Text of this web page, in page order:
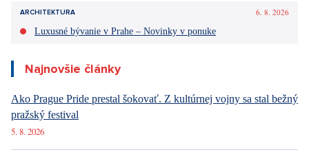
ARCHITEKTURA
6. 8. 2026
Luxusné bývanie v Prahe – Novinky v ponuke
Najnovšie články
Ako Prague Pride prestal šokovať. Z kultúrnej vojny sa stal bežný
pražský festival
5. 8. 2026